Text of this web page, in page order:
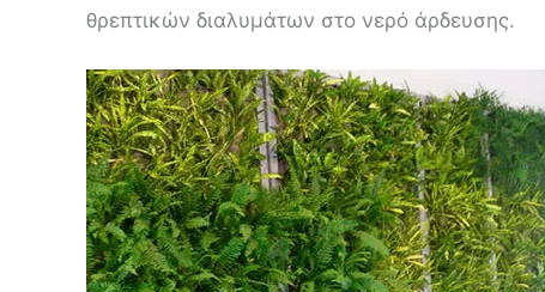
θρεπτικών διαλυμάτων στο νερό άρδευσης.